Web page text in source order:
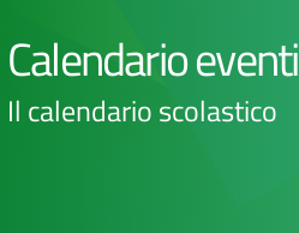
Calendario eventi
Il calendario scolastico